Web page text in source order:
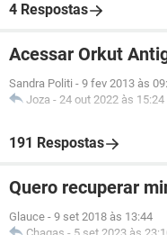
4 Respostas
Acessar Orkut
Sandra Politi - 9 fev 2013 às
Joza - 24 out 2022 às 15:24
191 Respostas
Quero recuperar
Glauce - 9 set 2018 às 13:44